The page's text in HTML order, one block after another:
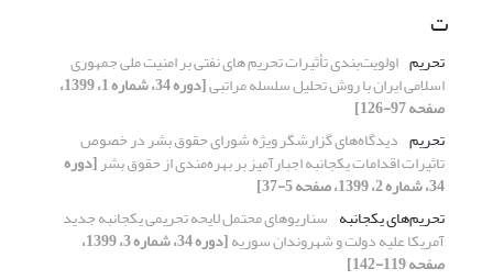
ت
تحریم اولویت‌بندی تأثیرات تحریم های نفتی بر امنیت ملی جمهوری
اسلامی ایران با روش تحلیل سلسله مراتبی [دوره 34، شماره 1، 1399،
صفحه 97-126]
تحریم دیدگاه‌های گزارشگر ویژه شورای حقوق بشر در خصوص
تاثیرات اقدامات یکجانبه اجبارآمیز بر بهره‌مندی از حقوق بشر[دوره
34، شماره 2، 1399، صفحه 5-37]
تحریم‌های یکجانبه سناریوهای محتمل لایحه تحریمی یکجانبه جدید
آمریکا علیه دولت و شهروندان سوریه [دوره 34، شماره 3، 1399،
صفحه 119-142]